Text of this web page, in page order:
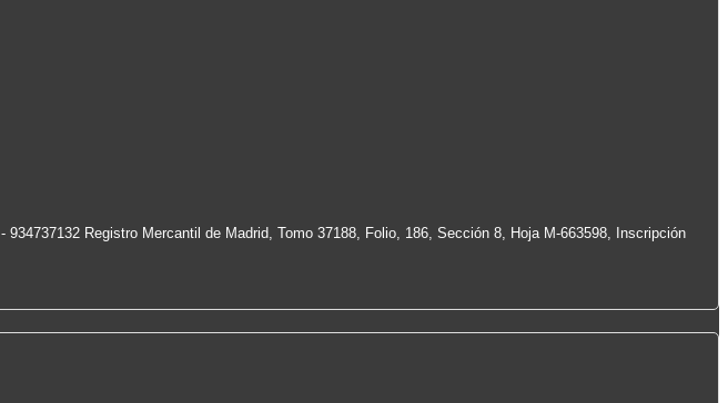
- 934737132 Registro Mercantil de Madrid, Tomo 37188, Folio, 186, Sección 8, Hoja M-663598, Inscripción